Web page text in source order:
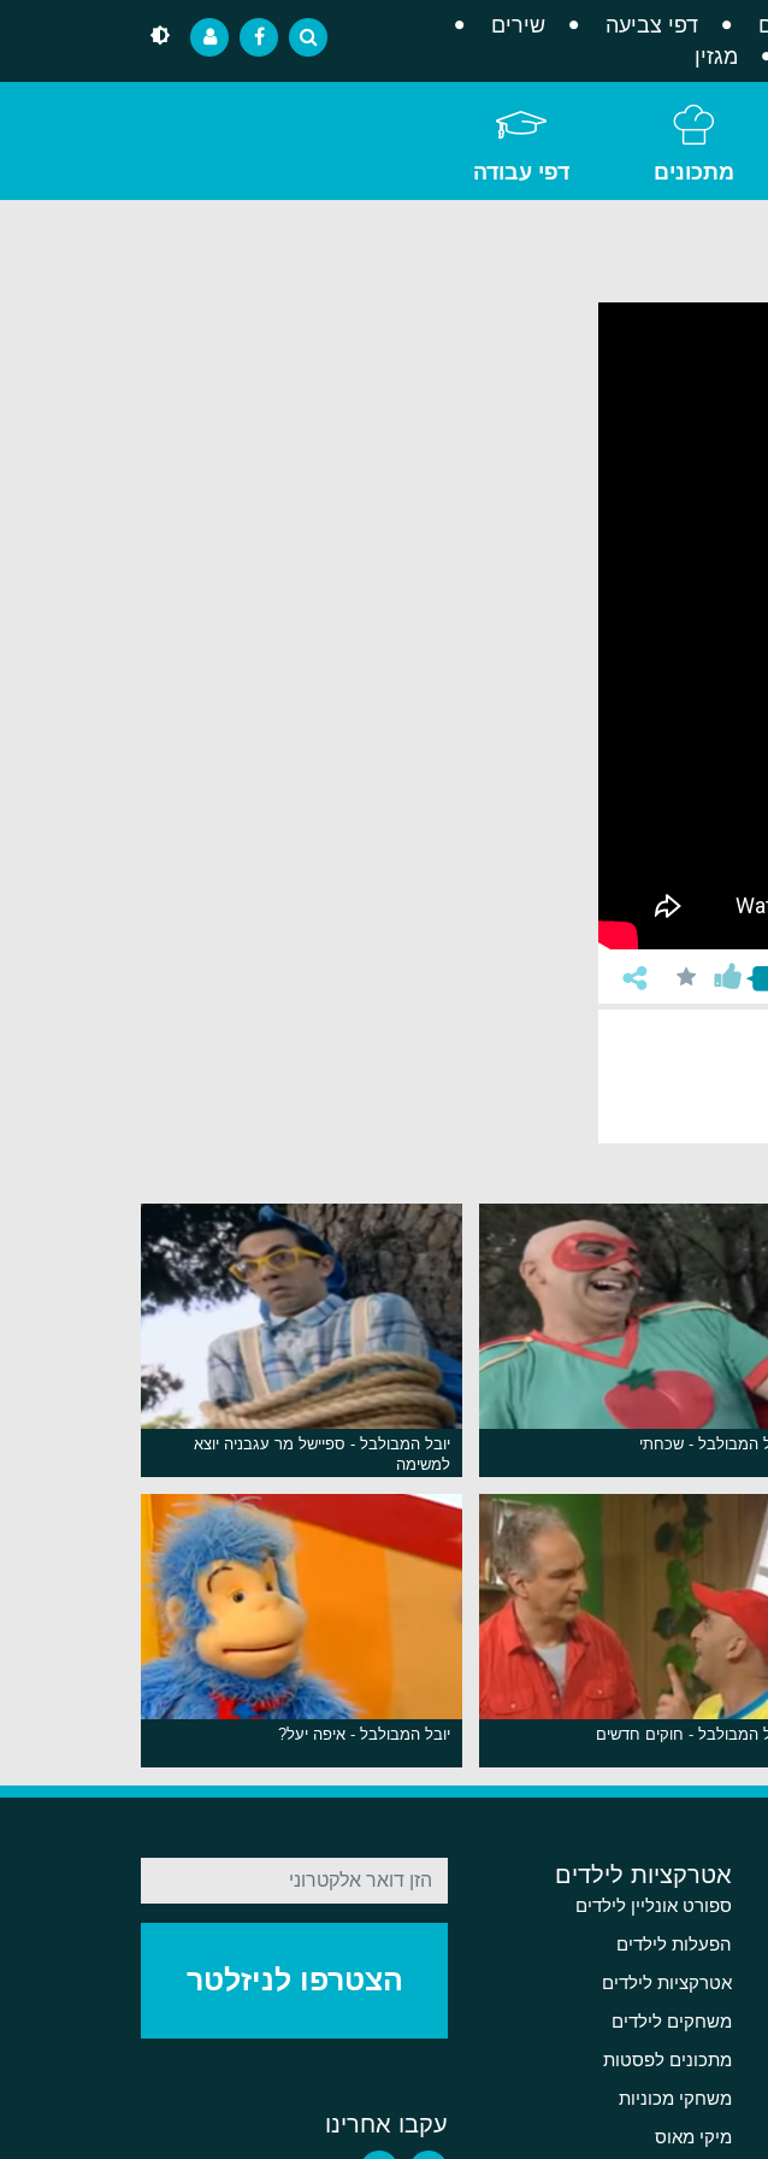
דפי צביעה
שירים
מגזין
מתכונים דפי עבודה
המבולבל - שכחתי
יובל המבולבל - ספיישל מר עגבניה יוצא
למשימה
המבולבל - חוקים חדשים יובל המבולבל - איפה יעל?
אטרקציות לילדים
ספורט אונליין לילדים
הפעלות לילדים
אטרקציות לילדים
משחקים לילדים
מתכונים לפסטות
משחקי מכוניות
מיקי מאוס
עקבו אחרינו